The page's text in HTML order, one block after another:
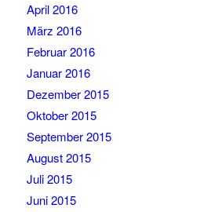
April 2016
März 2016
Februar 2016
Januar 2016
Dezember 2015
Oktober 2015
September 2015
August 2015
Juli 2015
Juni 2015